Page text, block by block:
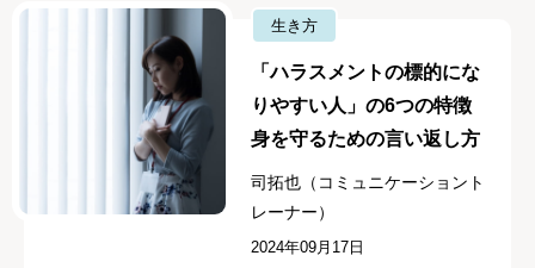
生き方
「ハラスメントの標的にな
りやすい人」の6つの特徴
身を守るための言い返し方
司拓也（コミュニケーショント
レーナー）
2024年09月17日